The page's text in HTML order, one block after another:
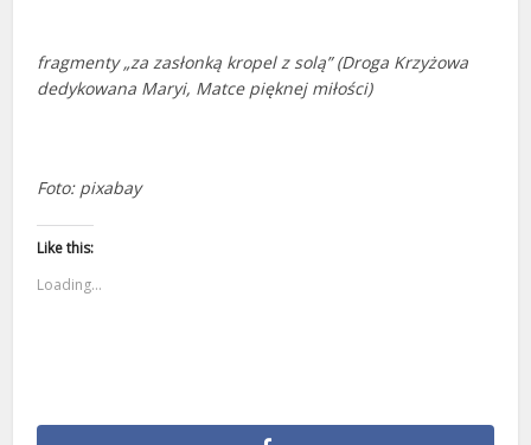
fragmenty „za zasłonką kropel z solą” (Droga Krzyżowa
dedykowana Maryi, Matce pięknej miłości)
Foto: pixabay
Like this:
Loading...